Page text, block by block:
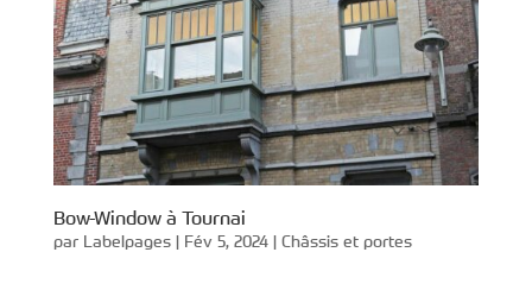
Bow-Window à Tournai
par Labelpages| Fév 5, 2024| Châssis et portes